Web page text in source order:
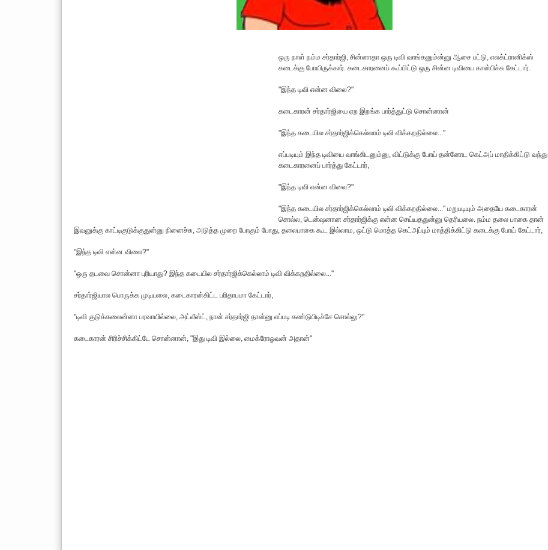
ஒரு நாள் நம்ம சர்தார்ஜி, சின்னாதா ஒரு டிவி வாங்கனும்ன்னு ஆசை பட்டு, எலக்ட்ரானிக்ஸ்
கடைக்கு போயிருக்கார். கடைகாரனைப் கூப்பிட்டு ஒரு சின்ன டிவியை கான்பிச்சு கேட்டார்.
"இந்த டிவி என்ன விலை?"
கடைகாரன் சர்தார்ஜியை ஏற இறங்க பார்த்துட்டு சொன்னான்
"இந்த கடையில சர்தார்ஜிக்கெல்லாம் டிவி விக்கறதில்லை..."
எப்படியும் இந்த டிவியை வாங்கிடனும்னு, விட்டுக்கு போய் தன்னோட கெட்அப் மாதிக்கிட்டு வந்து
‌கடைகாரனைப் பார்த்து கேட்டார்,
"இந்த டிவி என்ன விலை?"
"இந்த கடையில சர்தார்ஜிக்கெல்லாம் டிவி விக்கறதில்லை..." ம‌றுப‌டியும் அதையே க‌டைகார‌ன்
சொல்ல‌, டென்ஷனான சர்தார்ஜிக்கு என்ன செய்யததுன்னு தெரியலை. ந‌ம்ம தலை பாகை தான்
இவனுக்கு காட்டிகுடுக்குதுன்னு நினைச்சு, அடுத்த முறை போகும் போது, தலைபாகை கூட இல்லாம, ஒட்டு மொத்த கெட்அப்பும் மாத்திக்கிட்டு கடைக்கு போய் கேட்டார்,
"இந்த டிவி என்ன விலை?"
"ஒரு தடவை சொன்னா புரியாது? இந்த கடையில சர்தார்ஜிக்கெல்லாம் டிவி விக்கறதில்லை..."
சர்தார்ஜியால‌ பொருக்க‌ முடிய‌லை, கடைகாரன்கிட்ட பரிதாபமா கேட்டார்,
"டிவி குடுக்க‌லைன்னா ப‌ர‌வாயில்லை, அட்லீஸ்ட், நான் சர்தார்ஜி தான்னு எப்ப‌டி க‌ண்டுபிடிச்சே சொல்லு?"
கடைகாரன் சிரிச்சிக்கிட்டே சொன்னான், "இது டிவி இல்லை, மைக்ரோஓவ‌ன் அதான்"